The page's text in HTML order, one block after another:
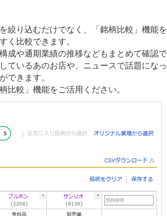
絞り込むだけでなく、「銘柄比較」機能
く比較できます。
成や通期業績の推移などもまとめて確認で
ているあのお店や、ニュースで話題にな
できます。
比較」機能をご活用ください。